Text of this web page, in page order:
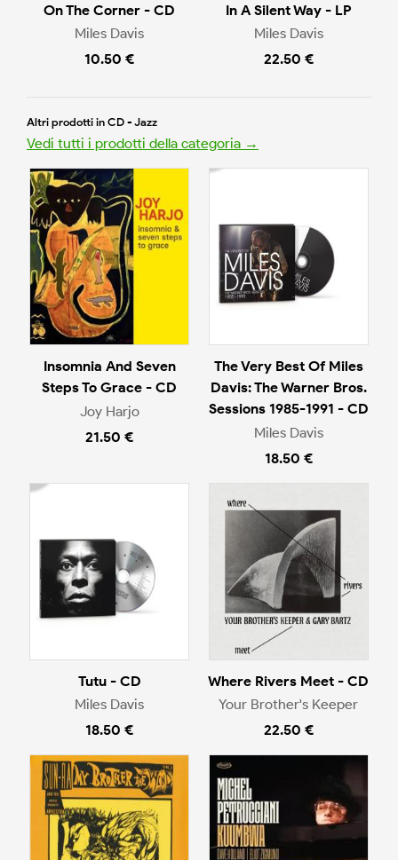
On The Corner - CD
Miles Davis
10.50 €
In A Silent Way - LP
Miles Davis
22.50 €
Altri prodotti in CD - Jazz
Vedi tutti i prodotti della categoria →
Insomnia And Seven
Steps To Grace - CD
Joy Harjo
21.50 €
The Very Best Of Miles
Davis: The Warner Bros.
Sessions 1985-1991 - CD
Miles Davis
18.50 €
Tutu - CD
Miles Davis
18.50 €
Where Rivers Meet - CD
Your Brother's Keeper
22.50 €